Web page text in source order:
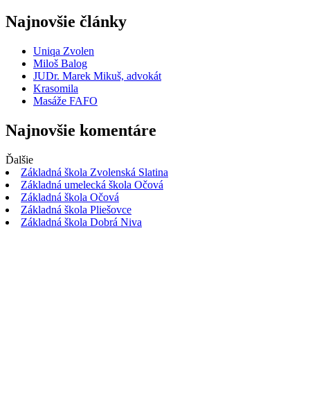
Najnovšie články
Uniqa Zvolen
Miloš Balog
JUDr. Marek Mikuš, advokát
Krasomila
Masáže FAFO
Najnovšie komentáre
Ďalšie
Základná škola Zvolenská Slatina
Základná umelecká škola Očová
Základná škola Očová
Základná škola Pliešovce
Základná škola Dobrá Niva